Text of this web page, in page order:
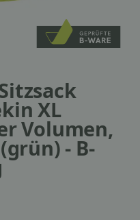
XL
Volumen,
- B-